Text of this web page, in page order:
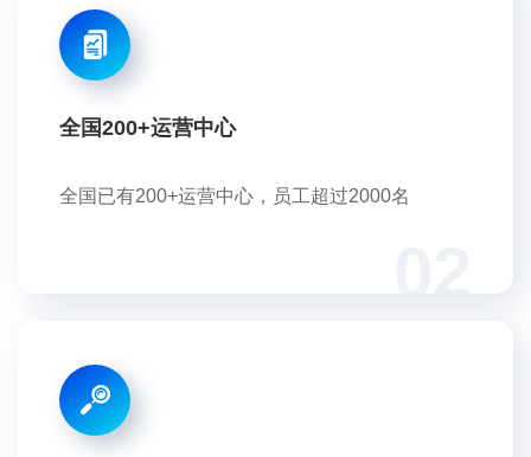
全国200+运营中心
全国已有200+运营中心，员工超过2000名